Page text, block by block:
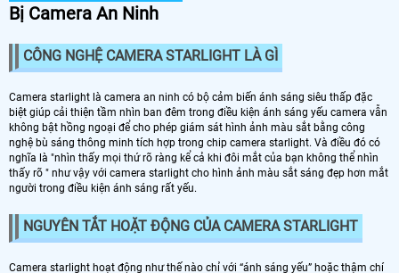
Bị Camera An Ninh
CÔNG NGHỆ CAMERA STARLIGHT LÀ GÌ
Camera starlight là camera an ninh có bộ cảm biến ánh sáng siêu thấp đặc
biệt giúp cải thiện tầm nhìn ban đêm trong điều kiện ánh sáng yếu camera vẫn
không bật hồng ngoại để cho phép giám sát hình ảnh màu sắt bằng công
nghệ bù sáng thông minh tích hợp trong chip camera starlight. Và điều đó có
nghĩa là "nhìn thấy mọi thứ rõ ràng kể cả khi đôi mắt của bạn không thể nhìn
thấy rõ " như vậy với camera starlight cho hình ảnh màu sắt sáng đẹp hơn mắt
người trong điều kiện ánh sáng rất yếu.
NGUYÊN TẮT HOẶT ĐỘNG CỦA CAMERA STARLIGHT
Camera starlight hoạt động như thế nào chỉ với “ánh sáng yếu” hoặc thậm chí